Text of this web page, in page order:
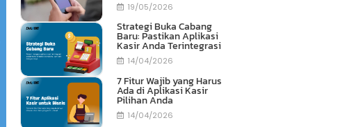
19/05/2026
Strategi Buka Cabang
Baru: Pastikan Aplikasi
Kasir Anda Terintegrasi
14/04/2026
7 Fitur Wajib yang Harus
Ada di Aplikasi Kasir
Pilihan Anda
14/04/2026